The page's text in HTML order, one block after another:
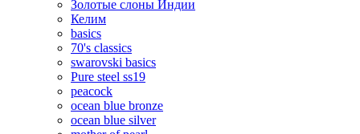
Золотые слоны Индии
Келим
basics
70's classics
swarovski basics
Pure steel ss19
peacock
ocean blue bronze
ocean blue silver